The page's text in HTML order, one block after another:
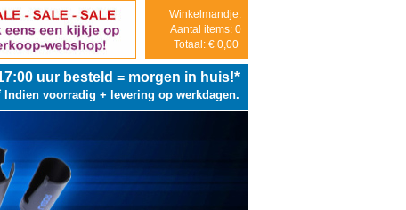
Winkelmandje:
Aantal items: 0
Totaal: € 0,00
uur besteld = morgen in huis!*
Indien voorradig + levering op werkdagen.